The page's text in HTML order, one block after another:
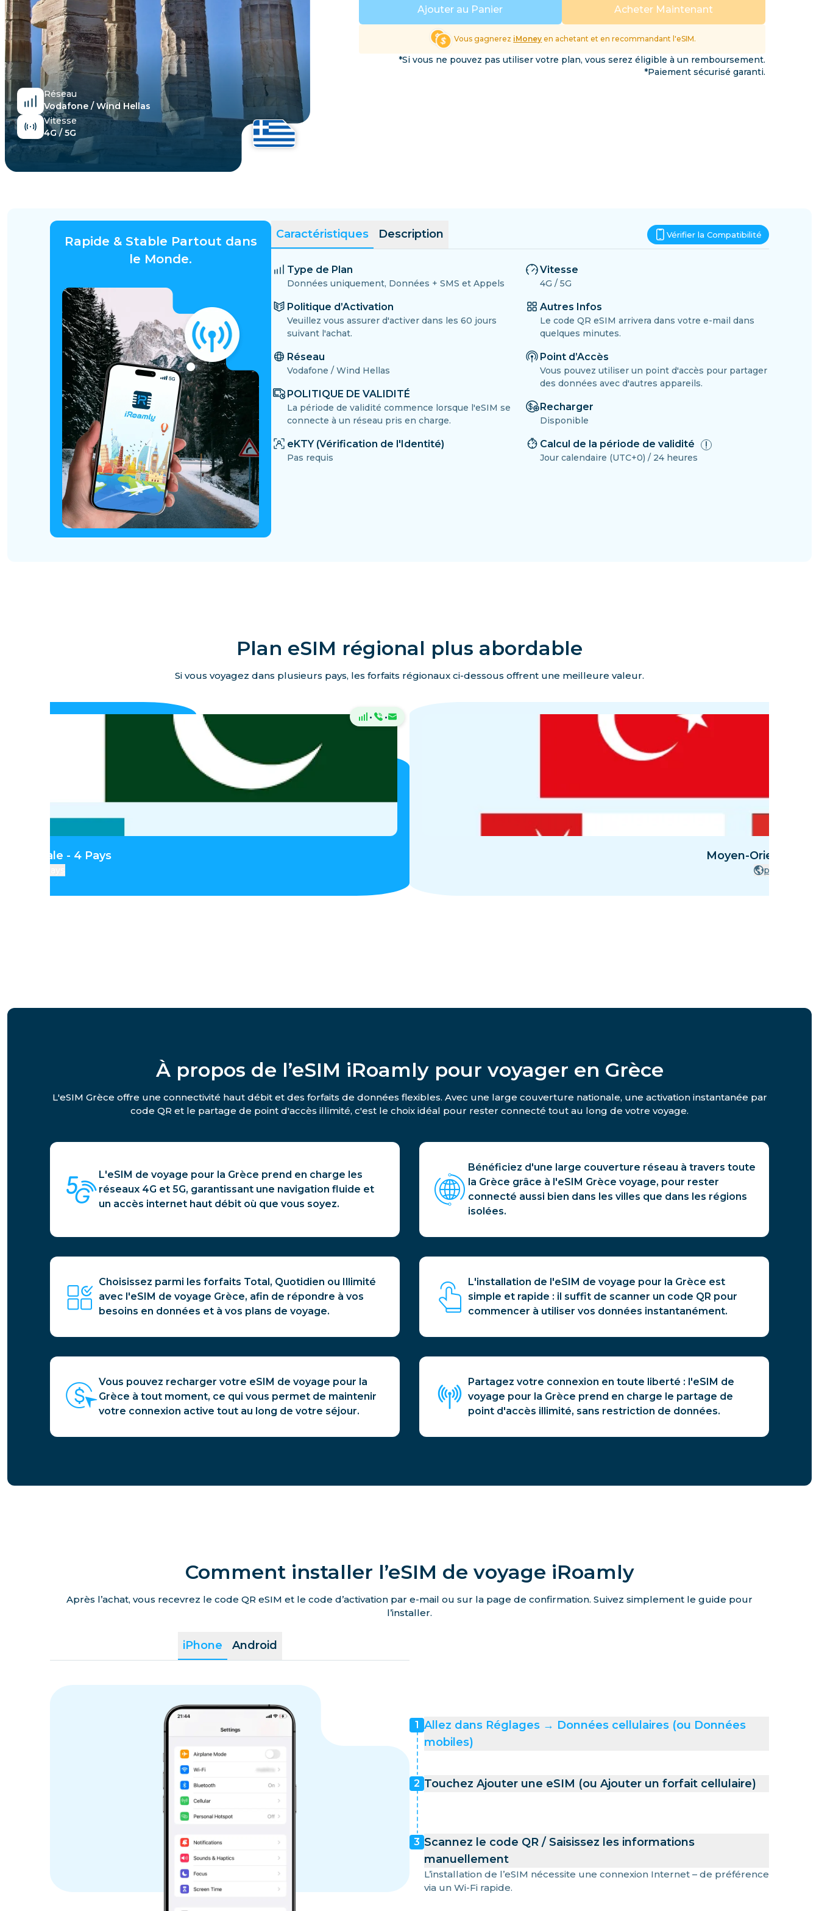
Explorer toutes les destinations
Réseau
Vodafone / Wind Hellas
Vitesse
4G / 5G
Ajouter au Panier Acheter Maintenant
Vous gagnerez iMoney en achetant et en recommandant l'eSIM.
*Si vous ne pouvez pas utiliser votre plan, vous serez éligible à un remboursement.
*Paiement sécurisé garanti.
Rapide & Stable Partout dans
le Monde.
Caractéristiques Description Vérifier la Compatibilité
Type de Plan
Données uniquement, Données + SMS et Appels
Politique d’Activation
Veuillez vous assurer d'activer dans les 60 jours
suivant l'achat.
Réseau
Vodafone / Wind Hellas
POLITIQUE DE VALIDITÉ
La période de validité commence lorsque l'eSIM se
connecte à un réseau pris en charge.
eKTY (Vérification de l'Identité)
Pas requis
Vitesse
4G / 5G
Autres Infos
Le code QR eSIM arrivera dans votre e-mail dans
quelques minutes.
Point d’Accès
Vous pouvez utiliser un point d'accès pour partager
des données avec d'autres appareils.
Recharger
Disponible
Calcul de la période de validité
Jour calendaire (UTC+0) / 24 heures
Plan eSIM régional plus abordable
Si vous voyagez dans plusieurs pays, les forfaits régionaux ci-dessous offrent une meilleure valeur.
· ·
Centrale - 4 Pays Moyen-Orient - 8
pays
À propos de l’eSIM iRoamly pour voyager en Grèce
L'eSIM Grèce offre une connectivité haut débit et des forfaits de données flexibles. Avec une large couverture nationale, une activation instantanée par
code QR et le partage de point d'accès illimité, c'est le choix idéal pour rester connecté tout au long de votre voyage.
L'eSIM de voyage pour la Grèce prend en charge les
réseaux 4G et 5G, garantissant une navigation fluide et
un accès internet haut débit où que vous soyez.
Bénéficiez d'une large couverture réseau à travers toute
la Grèce grâce à l'eSIM Grèce voyage, pour rester
connecté aussi bien dans les villes que dans les régions
isolées.
Choisissez parmi les forfaits Total, Quotidien ou Illimité
avec l'eSIM de voyage Grèce, afin de répondre à vos
besoins en données et à vos plans de voyage.
L'installation de l'eSIM de voyage pour la Grèce est
simple et rapide : il suffit de scanner un code QR pour
commencer à utiliser vos données instantanément.
Vous pouvez recharger votre eSIM de voyage pour la
Grèce à tout moment, ce qui vous permet de maintenir
votre connexion active tout au long de votre séjour.
Partagez votre connexion en toute liberté : l'eSIM de
voyage pour la Grèce prend en charge le partage de
point d'accès illimité, sans restriction de données.
Comment installer l’eSIM de voyage iRoamly
Après l’achat, vous recevrez le code QR eSIM et le code d’activation par e-mail ou sur la page de confirmation. Suivez simplement le guide pour
l’installer.
iPhone Android
1 Allez dans Réglages → Données cellulaires (ou Données
mobiles)
2 Touchez Ajouter une eSIM (ou Ajouter un forfait cellulaire)
3 Scannez le code QR / Saisissez les informations
manuellement
L’installation de l’eSIM nécessite une connexion Internet – de préférence
via un Wi-Fi rapide.